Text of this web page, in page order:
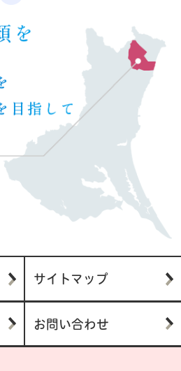
サイトマップ
お問い合わせ